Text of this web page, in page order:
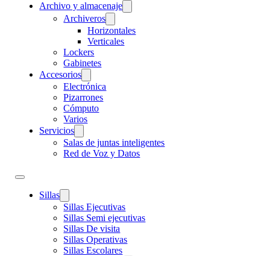
Archivo y almacenaje
Archiveros
Horizontales
Verticales
Lockers
Gabinetes
Accesorios
Electrónica
Pizarrones
Cómputo
Varios
Servicios
Salas de juntas inteligentes
Red de Voz y Datos
Sillas
Sillas Ejecutivas
Sillas Semi ejecutivas
Sillas De visita
Sillas Operativas
Sillas Escolares